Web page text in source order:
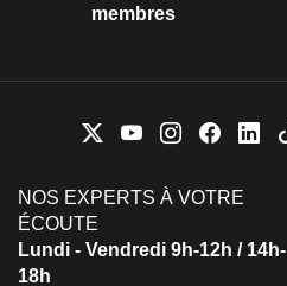
membres
NOS EXPERTS À VOTRE
ÉCOUTE
Lundi - Vendredi 9h-12h / 14h-
18h